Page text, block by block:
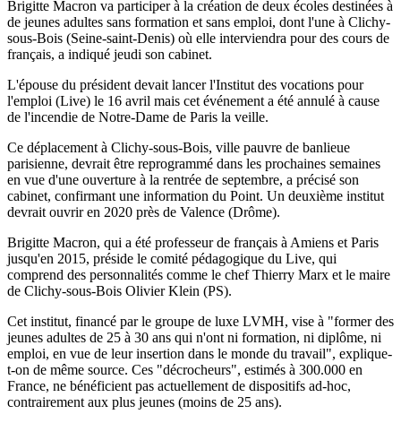
Brigitte Macron va participer à la création de deux écoles destinées à
de jeunes adultes sans formation et sans emploi, dont l'une à Clichy-
sous-Bois (Seine-saint-Denis) où elle interviendra pour des cours de
français, a indiqué jeudi son cabinet.
L'épouse du président devait lancer l'Institut des vocations pour
l'emploi (Live) le 16 avril mais cet événement a été annulé à cause
de l'incendie de Notre-Dame de Paris la veille.
Ce déplacement à Clichy-sous-Bois, ville pauvre de banlieue
parisienne, devrait être reprogrammé dans les prochaines semaines
en vue d'une ouverture à la rentrée de septembre, a précisé son
cabinet, confirmant une information du Point. Un deuxième institut
devrait ouvrir en 2020 près de Valence (Drôme).
Brigitte Macron, qui a été professeur de français à Amiens et Paris
jusqu'en 2015, préside le comité pédagogique du Live, qui
comprend des personnalités comme le chef Thierry Marx et le maire
de Clichy-sous-Bois Olivier Klein (PS).
Cet institut, financé par le groupe de luxe LVMH, vise à "former des
jeunes adultes de 25 à 30 ans qui n'ont ni formation, ni diplôme, ni
emploi, en vue de leur insertion dans le monde du travail", explique-
t-on de même source. Ces "décrocheurs", estimés à 300.000 en
France, ne bénéficient pas actuellement de dispositifs ad-hoc,
contrairement aux plus jeunes (moins de 25 ans).